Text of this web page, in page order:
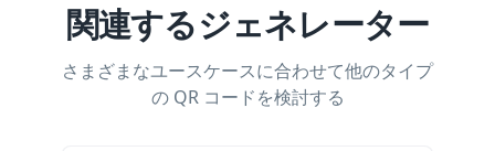
関連するジェネレーター
さまざまなユースケースに合わせて他のタイプ
の QR コードを検討する